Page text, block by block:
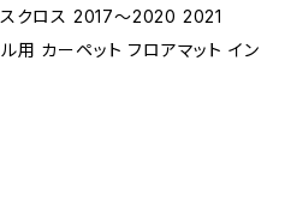
スクロス 2017〜2020 2021
カーペット フロアマット イン